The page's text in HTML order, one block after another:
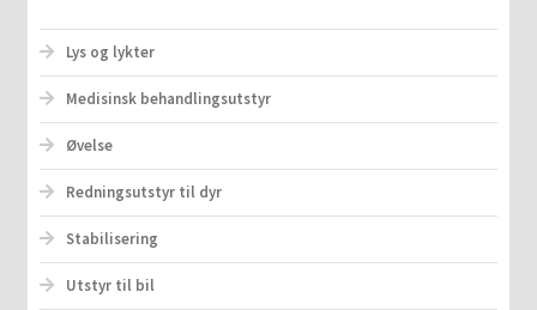
Lys og lykter
Medisinsk behandlingsutstyr
Øvelse
Redningsutstyr til dyr
Stabilisering
Utstyr til bil